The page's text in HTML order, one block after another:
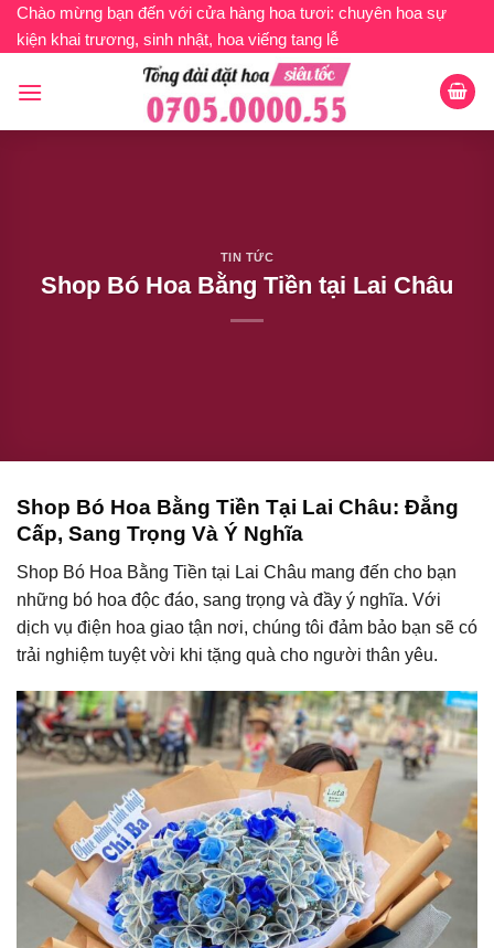
Bỏ
qua
dung
Chào mừng bạn đến với cửa hàng hoa tươi: chuyên hoa sự
kiện khai trương, sinh nhật, hoa viếng tang lễ
TIN TỨC
Shop Bó Hoa Bằng Tiền tại Lai Châu
Shop Bó Hoa Bằng Tiền Tại Lai Châu: Đẳng
Cấp, Sang Trọng Và Ý Nghĩa
Shop Bó Hoa Bằng Tiền tại Lai Châu mang đến cho bạn
những bó hoa độc đáo, sang trọng và đầy ý nghĩa. Với
dịch vụ điện hoa giao tận nơi, chúng tôi đảm bảo bạn sẽ có
trải nghiệm tuyệt vời khi tặng quà cho người thân yêu.